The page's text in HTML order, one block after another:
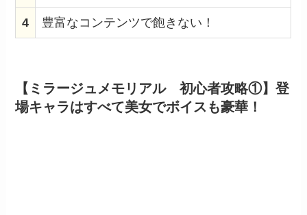
4 豊富なコンテンツで飽きない！
【ミラージュメモリアル 初心者攻略①】登
場キャラはすべて美女でボイスも豪華！